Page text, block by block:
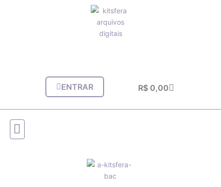
ENTRAR R$ 0,00Carrinho